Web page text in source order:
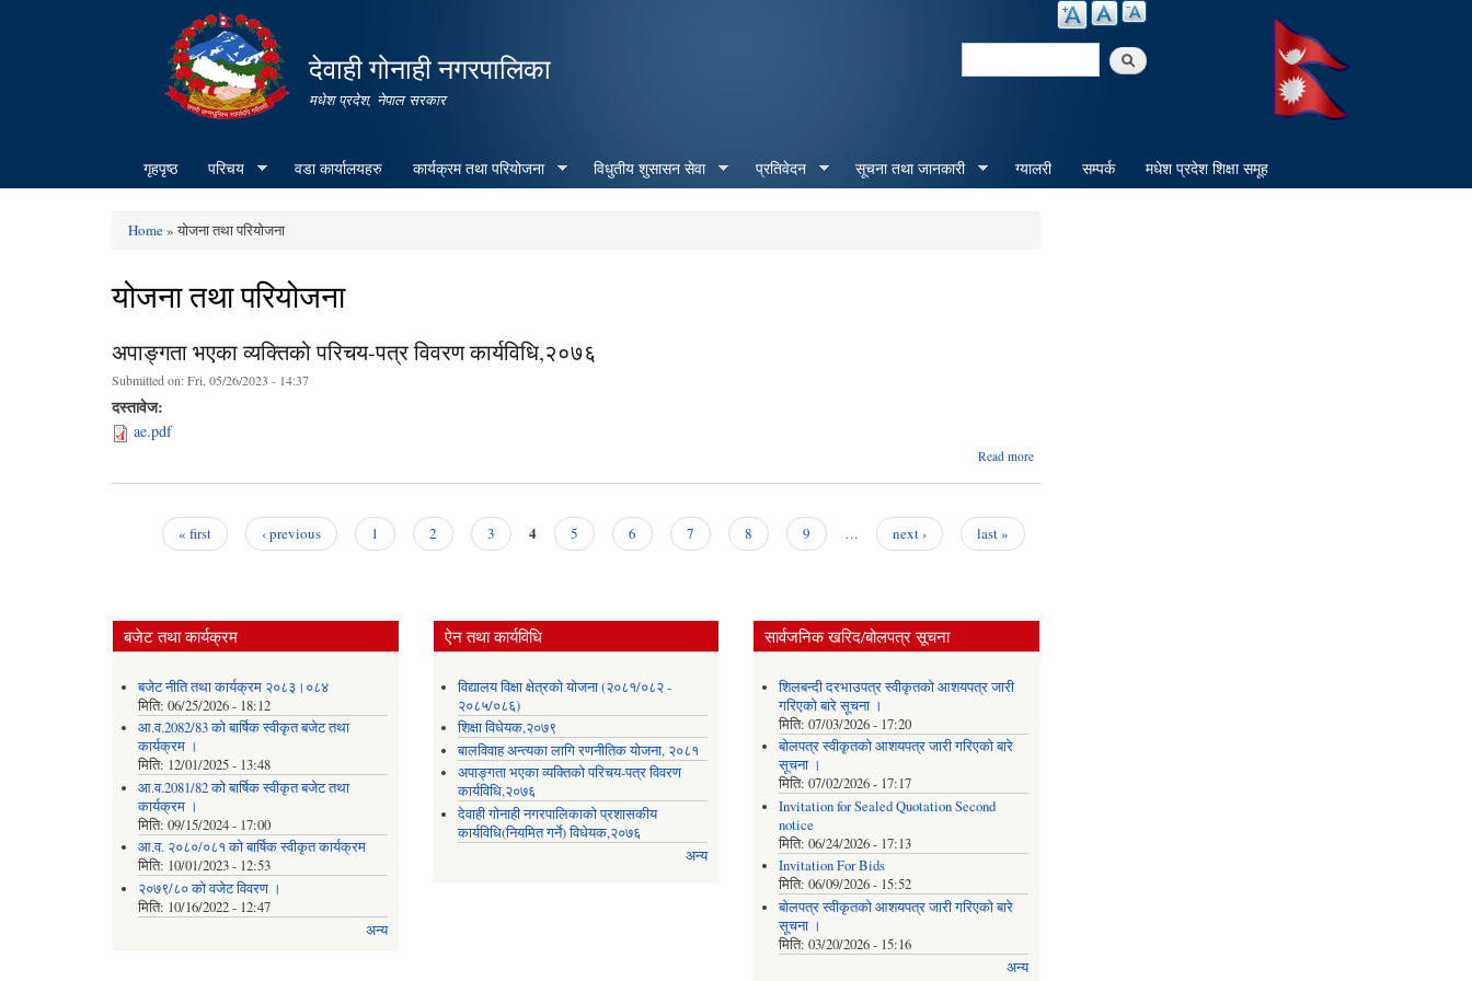
देवाही गोनाही नगरपालिका
मधेश प्रदेश, नेपाल सरकार
Search
गृहपृष्ठ परिचय वडा कार्यालयहरु कार्यक्रम तथा परियोजना विधुतीय शुसासन सेवा प्रतिवेदन सूचना तथा जानकारी ग्यालरी सम्पर्क मधेश प्रदेश शिक्षा समूह
Home» योजना तथा परियोजना
योजना तथा परियोजना
अपाङ्गता भएका व्यक्तिको परिचय-पत्र विवरण कार्यविधि,२०७६
Submitted on:Fri, 05/26/2023 - 14:37
दस्तावेज:
ae.pdf
Read more
« first ‹ previous 1 2 3 4 5 6 7 8 9 … next › last »
बजेट तथा कार्यक्रम
बजेट नीति तथा कार्यक्रम २०८३।०८४
मिति: 06/25/2026 - 18:12
आ.व.2082/83 को बार्षिक स्वीकृत बजेट तथा
कार्यक्रम ।
मिति: 12/01/2025 - 13:48
आ.व.2081/82 को बार्षिक स्वीकृत बजेट तथा
कार्यक्रम ।
मिति: 09/15/2024 - 17:00
आ.व. २०८०/०८१ को बार्षिक स्वीकृत कार्यक्रम
मिति: 10/01/2023 - 12:53
२०७९/८० को वजेट विवरण ।
मिति: 10/16/2022 - 12:47
अन्य
ऐन तथा कार्यविधि
विद्यालय विक्षा क्षेत्रको योजना (२०८१/०८२ -
२०८५/०८६)
शिक्षा विधेयक,२०७९
बालविवाह अन्त्यका लागि रणनीतिक योजना, २०८१
अपाङ्गता भएका व्यक्तिको परिचय-पत्र विवरण
कार्यविधि,२०७६
देवाही गोनाही नगरपालिकाको प्रशासकीय
कार्यविधि(नियमित गर्ने) विधेयक,२०७६
अन्य
सार्वजनिक खरिद/बोलपत्र सूचना
शिलबन्दी दरभाउपत्र स्वीकृतको आशयपत्र जारी
गरिएको बारे सूचना ।
मिति: 07/03/2026 - 17:20
बोलपत्र स्वीकृतको आशयपत्र जारी गरिएको बारे
सूचना ।
मिति: 07/02/2026 - 17:17
Invitation for Sealed Quotation Second
notice
मिति: 06/24/2026 - 17:13
Invitation For Bids
मिति: 06/09/2026 - 15:52
बोलपत्र स्वीकृतको आशयपत्र जारी गरिएको बारे
सूचना ।
मिति: 03/20/2026 - 15:16
अन्य